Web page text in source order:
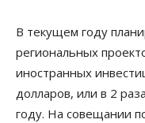
В текущем году
региональных
иностранных
долларов, или в 2
году. На совещании